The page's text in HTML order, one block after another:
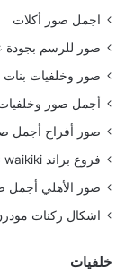
اجمل صور أكلات
صور للرسم بجودة
صور وخلفيات بنات
أجمل صور وخلفيات
صور أفراح أجمل
فروع براند LC waikiki
صور الأهلي أجمل
اشكال ركنات مودرن 2022 بتصميمات
خلفيات